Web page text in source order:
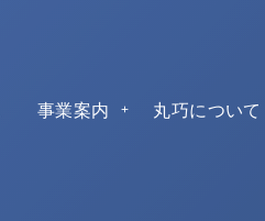
事業案内 丸巧について